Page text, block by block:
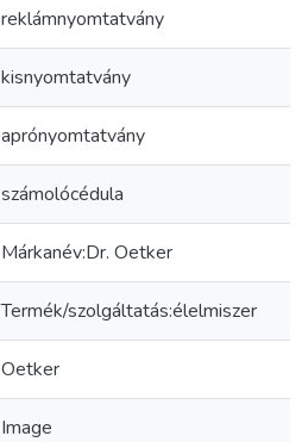
reklámnyomtatvány
kisnyomtatvány
aprónyomtatvány
számolócédula
Márkanév:Dr. Oetker
Termék/szolgáltatás:élelmiszer
Oetker
Image